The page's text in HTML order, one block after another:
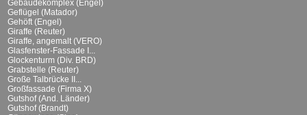
Gebäudekomplex (Engel)
Geflügel (Matador)
Gehöft (Engel)
Giraffe (Reuter)
Giraffe, angemalt (VERO)
Glasfenster-Fassade I...
Glockenturm (Div. BRD)
Grabstelle (Reuter)
Große Talbrücke II...
Großfassade (Firma X)
Gutshof (And. Länder)
Gutshof (Brandt)